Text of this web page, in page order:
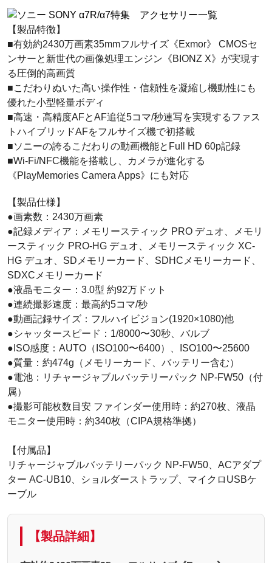
【製品特徴】
■有効約2430万画素35mmフルサイズ《Exmor》 CMOSセ
ンサーと新世代の画像処理エンジン《BIONZ X》が実現す
る圧倒的高画質
■こだわりぬいた高い操作性・信頼性を凝縮し機動性にも
優れた小型軽量ボディ
■高速・高精度AFとAF追従5コマ/秒連写を実現するファス
トハイブリッドAFをフルサイズ機で初搭載
■ソニーの誇るこだわりの動画機能とFull HD 60p記録
■Wi-Fi/NFC機能を搭載し、カメラが進化する
《PlayMemories Camera Apps》にも対応
【製品仕様】
●画素数：2430万画素
●記録メディア：メモリースティック PRO デュオ、メモリ
ースティック PRO-HG デュオ、メモリースティック XC-
HG デュオ、SDメモリーカード、SDHCメモリーカード、
SDXCメモリーカード
●液晶モニター：3.0型 約92万ドット
●連続撮影速度：最高約5コマ/秒
●動画記録サイズ：フルハイビジョン(1920×1080)他
●シャッタースピード：1/8000〜30秒、バルブ
●ISO感度：AUTO（ISO100〜6400）、ISO100〜25600
●質量：約474g（メモリーカード、バッテリー含む）
●電池：リチャージャブルバッテリーパック NP-FW50（付
属）
●撮影可能枚数目安 ファインダー使用時：約270枚、液晶
モニター使用時：約340枚（CIPA規格準拠）
【付属品】
リチャージャブルバッテリーパック NP-FW50、ACアダプ
ター AC-UB10、ショルダーストラップ、マイクロUSBケ
ーブル
【製品詳細】